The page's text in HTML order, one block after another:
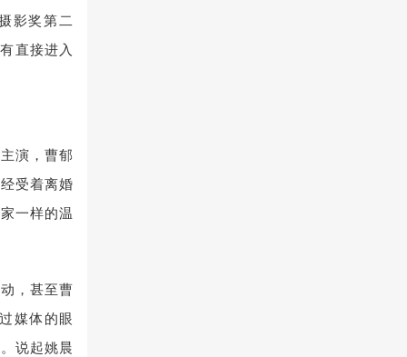
影奖第二
直接进入
演，曹郁
受着离婚
一样的温
，甚至曹
媒体的眼
说起姚晨